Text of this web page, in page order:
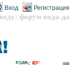
форум вода-да
Вход Регистрация